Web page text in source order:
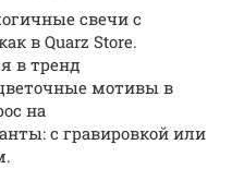
свечи с
в Quarz Store.
в тренд
мотивы в
на
с гравировкой или